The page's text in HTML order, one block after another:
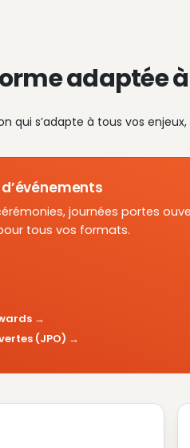
adaptée
qui s’adapte à tous vos
journées portes
tous vos formats.
(JPO)